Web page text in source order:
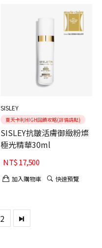
SISLEY
夏天卡利HIGH回饋攻略(詳情請點)
SISLEY抗皺活膚御緻粉燦
極光精華30ml
NT$17,500
加入購物車 快速預覽
2